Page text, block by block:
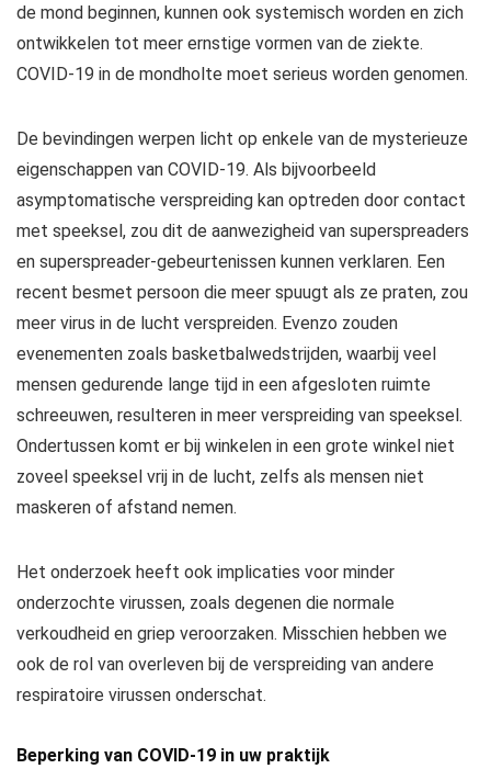
de mond beginnen, kunnen ook systemisch worden en zich
ontwikkelen tot meer ernstige vormen van de ziekte.
COVID-19 in de mondholte moet serieus worden genomen.
De bevindingen werpen licht op enkele van de mysterieuze
eigenschappen van COVID-19. Als bijvoorbeeld
asymptomatische verspreiding kan optreden door contact
met speeksel, zou dit de aanwezigheid van superspreaders
en superspreader-gebeurtenissen kunnen verklaren. Een
recent besmet persoon die meer spuugt als ze praten, zou
meer virus in de lucht verspreiden. Evenzo zouden
evenementen zoals basketbalwedstrijden, waarbij veel
mensen gedurende lange tijd in een afgesloten ruimte
schreeuwen, resulteren in meer verspreiding van speeksel.
Ondertussen komt er bij winkelen in een grote winkel niet
zoveel speeksel vrij in de lucht, zelfs als mensen niet
maskeren of afstand nemen.
Het onderzoek heeft ook implicaties voor minder
onderzochte virussen, zoals degenen die normale
verkoudheid en griep veroorzaken. Misschien hebben we
ook de rol van overleven bij de verspreiding van andere
respiratoire virussen onderschat.
Beperking van COVID-19 in uw praktijk